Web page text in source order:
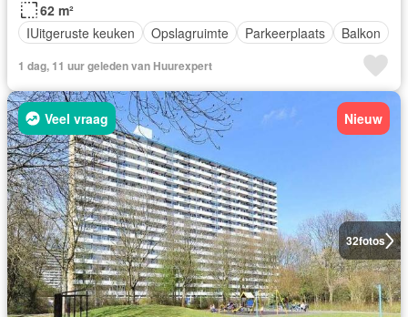
62 m²
IUitgeruste keuken
Opslagruimte Parkeerplaats Balkon
1 dag, 11 uur geleden van Huurexpert
32fotos
Veel vraag Nieuw